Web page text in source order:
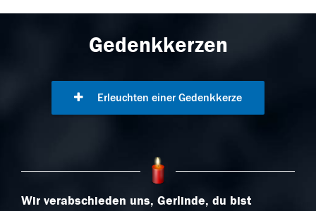
Gedenkkerzen
Erleuchten einer Gedenkkerze
Wir verabschieden uns, Gerlinde, du bist